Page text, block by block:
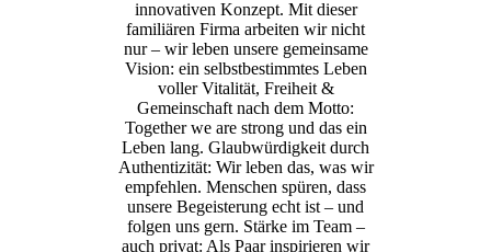
innovativen Konzept. Mit dieser
familiären Firma arbeiten wir nicht
nur – wir leben unsere gemeinsame
Vision: ein selbstbestimmtes Leben
voller Vitalität, Freiheit &
Gemeinschaft nach dem Motto:
Together we are strong und das ein
Leben lang. Glaubwürdigkeit durch
Authentizität: Wir leben das, was wir
empfehlen. Menschen spüren, dass
unsere Begeisterung echt ist – und
folgen uns gern. Stärke im Team –
auch privat: Als Paar inspirieren wir